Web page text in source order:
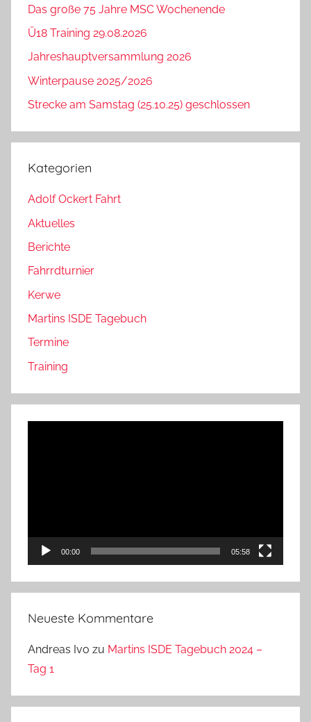
Das große 75 Jahre MSC Wochenende
Ü18 Training 29.08.2026
Jahreshauptversammlung 2026
Winterpause 2025/2026
Strecke am Samstag (25.10.25) geschlossen
Kategorien
Adolf Ockert Fahrt
Aktuelles
Berichte
Fahrrdturnier
Kerwe
Martins ISDE Tagebuch
Termine
Training
00:00 05:58
Neueste Kommentare
Andreas Ivo zu Martins ISDE Tagebuch 2024 –
Tag 1